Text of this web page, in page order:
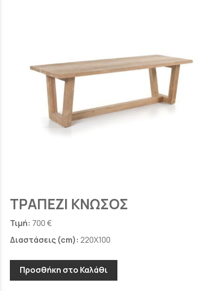
ΤΡΑΠΕΖΙ ΚΝΩΣΟΣ
Τιμή: 700 €
Διαστάσεις (cm): 220X100
Προσθήκη στο Καλάθι